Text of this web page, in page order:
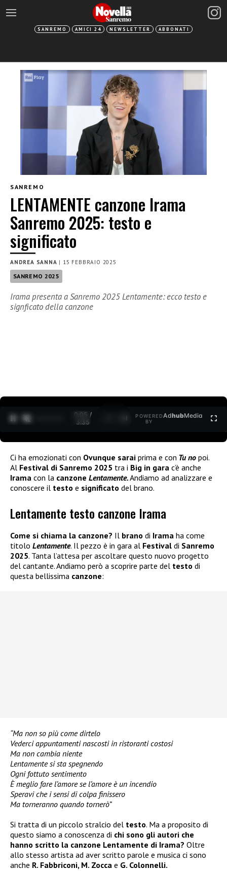
SANREMO AMICI 24 NEWSLETTER ABBONATI
SANREMO
LENTAMENTE canzone Irama
Sanremo 2025: testo e
significato
ANDREA SANNA | 15 FEBBRAIO 2025
SANREMO 2025
Irama presenta a Sanremo 2025 Lentamente: ecco testo e
signficato della canzone
0:06 /
3:35
POWERED
BY
AdhubMedia
Ci ha emozionati con Ovunque sarai prima e con Tu no poi.
Al Festival di Sanremo 2025 tra i Big in gara c’è anche
Irama con la canzone Lentamente.Andiamo ad analizzare e
conoscere il testo e significato del brano.
Lentamente testo canzone Irama
Come si chiama la canzone? Il brano di Irama ha come
titolo Lentamente. Il pezzo è in gara al Festival di Sanremo
2025. Tanta l’attesa per ascoltare questo nuovo progetto
del cantante. Andiamo però a scoprire parte del testo di
questa bellissima canzone:
“Ma non so più come dirtelo
Vederci appuntamenti nascosti in ristoranti costosi
Ma non cambia niente
Lentamente si sta spegnendo
Ogni fottuto sentimento
È meglio fare l’amore se l’amore è un incendio
Speravi che i sensi di colpa finissero
Ma torneranno quando tornerò”
Si tratta di un piccolo stralcio del testo. Ma a proposito di
questo siamo a conoscenza di chi sono gli autori che
hanno scritto la canzone Lentamente di Irama? Oltre
allo stesso artista ad aver scritto parole e musica ci sono
anche R. Fabbriconi, M. Zocca e G. Colonnelli.